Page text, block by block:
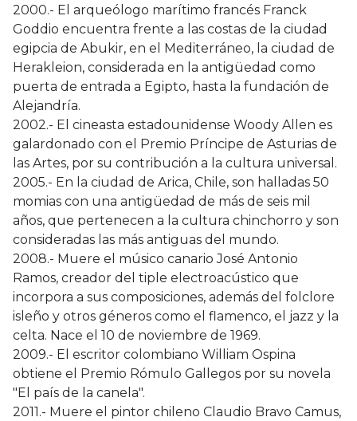
2000.- El arqueólogo marítimo francés Franck
Goddio encuentra frente a las costas de la ciudad
egipcia de Abukir, en el Mediterráneo, la ciudad de
Herakleion, considerada en la antigüedad como
puerta de entrada a Egipto, hasta la fundación de
Alejandría.
2002.- El cineasta estadounidense Woody Allen es
galardonado con el Premio Príncipe de Asturias de
las Artes, por su contribución a la cultura universal.
2005.- En la ciudad de Arica, Chile, son halladas 50
momias con una antigüedad de más de seis mil
años, que pertenecen a la cultura chinchorro y son
consideradas las más antiguas del mundo.
2008.- Muere el músico canario José Antonio
Ramos, creador del tiple electroacústico que
incorpora a sus composiciones, además del folclore
isleño y otros géneros como el flamenco, el jazz y la
celta. Nace el 10 de noviembre de 1969.
2009.- El escritor colombiano William Ospina
obtiene el Premio Rómulo Gallegos por su novela
"El país de la canela".
2011.- Muere el pintor chileno Claudio Bravo Camus,